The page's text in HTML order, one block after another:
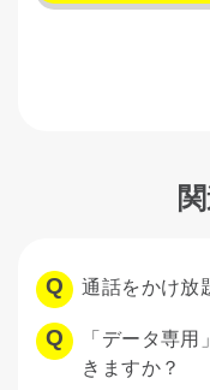
通話をかけ放
「データ専
きますか？